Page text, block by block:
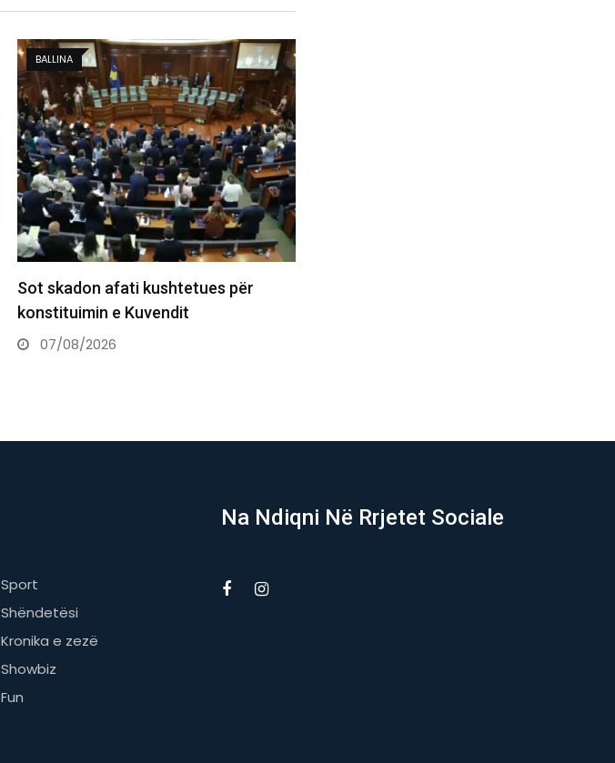
BALLINA
Po ktheheshin nga Kosova, tre
mërgimtarë vdesin në aksident
06/08/2026
Sport
Shëndetësi
Kronika e zezë
Showbiz
Fun
Na Ndiqni Në Rrjetet Sociale